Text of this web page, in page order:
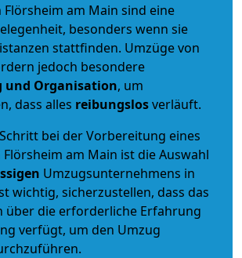
Flörsheim am Main sind eine
besonders wenn sie
stattfinden. Umzüge von
jedoch besondere
und Organisation, um
dass alles reibungslosverläuft.
bei der Vorbereitung eines
am Main ist die Auswahl
Umzugsunternehmens in
wichtig, sicherzustellen, dass das
über die erforderliche Erfahrung
verfügt, um den Umzug